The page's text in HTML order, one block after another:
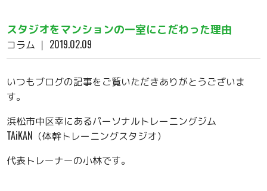
スタジオをマンションの一室にこだわった理由
コラム ｜ 2019.02.09
いつもブログの記事をご覧いただきありがとうございま
す。
浜松市中区幸にあるパーソナルトレーニングジム
TAiKAN（体幹トレーニングスタジオ）
代表トレーナーの小林です。